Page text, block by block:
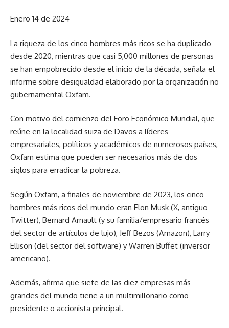
Enero 14 de 2024
La riqueza de los cinco hombres más ricos se ha duplicado
desde 2020, mientras que casi 5,000 millones de personas
se han empobrecido desde el inicio de la década, señala el
informe sobre desigualdad elaborado por la organización no
gubernamental Oxfam.
Con motivo del comienzo del Foro Económico Mundial, que
reúne en la localidad suiza de Davos a líderes
empresariales, políticos y académicos de numerosos países,
Oxfam estima que pueden ser necesarios más de dos
siglos para erradicar la pobreza.
Según Oxfam, a finales de noviembre de 2023, los cinco
hombres más ricos del mundo eran Elon Musk (X, antiguo
Twitter), Bernard Arnault (y su familia/empresario francés
del sector de artículos de lujo), Jeff Bezos (Amazon), Larry
Ellison (del sector del software) y Warren Buffet (inversor
americano).
Además, afirma que siete de las diez empresas más
grandes del mundo tiene a un multimillonario como
presidente o accionista principal.